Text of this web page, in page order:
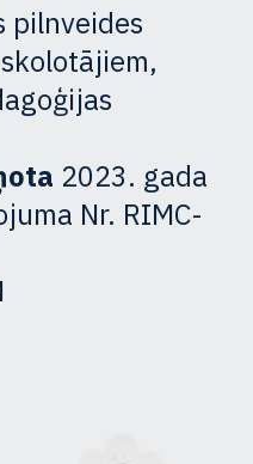
pilnveides
2023. gada
Nr. RIMC-